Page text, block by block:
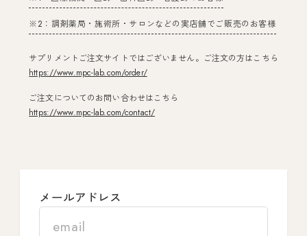
※2：調剤薬局・施術所・サロンなどの実店舗でご販売のお客様
サプリメントご注文サイトではございません。ご注文の方はこちら
https://www.mpc-lab.com/order/
ご注文についてのお問い合わせはこちら
https://www.mpc-lab.com/contact/
メールアドレス